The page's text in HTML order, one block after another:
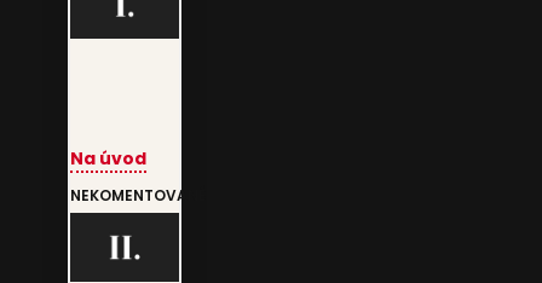
Na úvod
NEKOMENTOVANÉ